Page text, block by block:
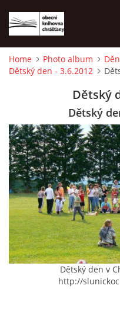
HOME
PHOTO ALBUM
© 2026 eStránky.cz |
Home Photo album
Dětský den - 3.6.2012
Dětský
Dětský
Dětský den v
http://